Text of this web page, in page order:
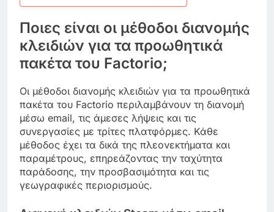
Ποιες είναι οι μέθοδοι διανομής
κλειδιών για τα προωθητικά
πακέτα του Factorio;
Οι μέθοδοι διανομής κλειδιών για τα προωθητικά
πακέτα του Factorio περιλαμβάνουν τη διανομή
μέσω email, τις άμεσες λήψεις και τις
συνεργασίες με τρίτες πλατφόρμες. Κάθε
μέθοδος έχει τα δικά της πλεονεκτήματα και
παραμέτρους, επηρεάζοντας την ταχύτητα
παράδοσης, την προσβασιμότητα και τις
γεωγραφικές περιορισμούς.